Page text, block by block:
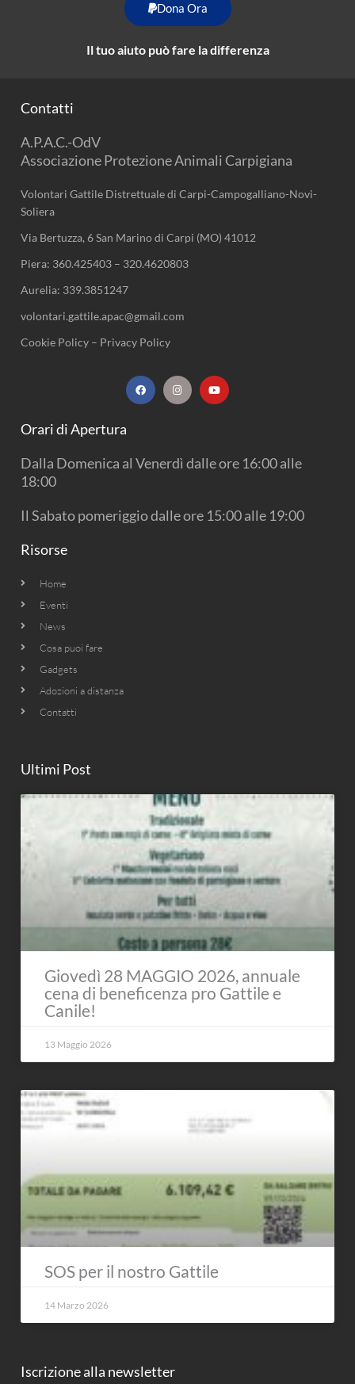
Dona Ora
Il tuo aiuto può fare la differenza
Contatti
A.P.A.C.-OdV
Associazione Protezione Animali Carpigiana
Volontari Gattile Distrettuale di Carpi-Campogalliano-Novi-
Soliera
Via Bertuzza, 6 San Marino di Carpi (MO) 41012
Piera: 360.425403 – 320.4620803
Aurelia: 339.3851247
volontari.gattile.apac@gmail.com
Cookie Policy – Privacy Policy
F
a
I
n
m
Y
o
Orari di Apertura
Dalla Domenica al Venerdì dalle ore 16:00 alle
18:00
Il Sabato pomeriggio dalle ore 15:00 alle 19:00
Risorse
Home
Eventi
News
Cosa puoi fare
Gadgets
Adozioni a distanza
Contatti
Ultimi Post
Giovedì 28 MAGGIO 2026, annuale
cena di beneficenza pro Gattile e
Canile!
13 Maggio 2026
SOS per il nostro Gattile
14 Marzo 2026
Iscrizione alla newsletter